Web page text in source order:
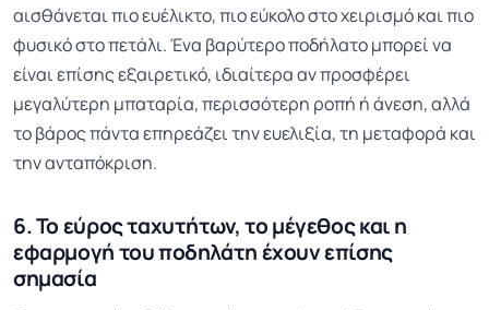
αισθάνεται πιο ευέλικτο, πιο εύκολο στο χειρισμό και πιο
φυσικό στο πετάλι. Ένα βαρύτερο ποδήλατο μπορεί να
είναι επίσης εξαιρετικό, ιδιαίτερα αν προσφέρει
μεγαλύτερη μπαταρία, περισσότερη ροπή ή άνεση, αλλά
το βάρος πάντα επηρεάζει την ευελιξία, τη μεταφορά και
την ανταπόκριση.
6. Το εύρος ταχυτήτων, το μέγεθος και η
εφαρμογή του ποδηλάτη έχουν επίσης
σημασία